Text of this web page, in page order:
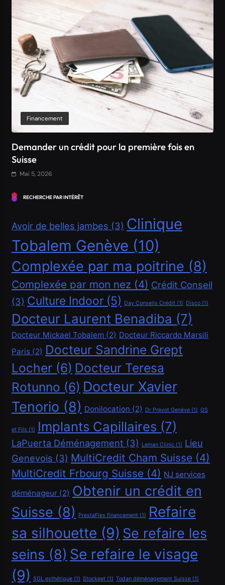
Financement
Comment obtenir un crédit Bancaire en Suisse ?
Mai 5, 2026
Financement
Demander un crédit de 20000 CHF
Mai 5, 2026
Financement
Demander un crédit de 40000 CHF
Mai 5, 2026
RECHERCHE PAR INTÉRÊT
Avoir de belles jambes (3) Clinique
Tobalem Genève (10)
Complexée par ma poitrine (8)
Complexée par mon nez (4) Crédit Conseil
(3) Culture Indoor (5) Day Conseils Crédit (1) Disco (1)
Docteur Laurent Benadiba (7)
Docteur Mickael Tobalem (2) Docteur Riccardo Marsili
Paris (2) Docteur Sandrine Grept
Locher (6) Docteur Teresa
Rotunno (6) Docteur Xavier
Tenorio (8) Donilocation (2) Dr Prevot Genève (1) GS
et Fils (1) Implants Capillaires (7)
LaPuerta Déménagement (3) Leman Clinic (1) Lieu
Genevois (3) MultiCredit Cham Suisse (4)
MultiCredit Frbourg Suisse (4) NJ services
déménageur (2) Obtenir un crédit en
Suisse (8) PrestaFlex financement (1)
Refaire
sa silhouette (9) Se refaire les
seins (8) Se refaire le visage
(9) SGL esthétique (1) Stockeet (1) Todan déménagement Suisse (1)